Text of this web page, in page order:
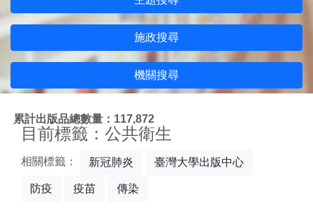
施政搜尋
機關搜尋
累計出版品總數量：117,872
目前標籤：公共衛生
相關標籤： 新冠肺炎 臺灣大學出版中心
防疫 疫苗 傳染